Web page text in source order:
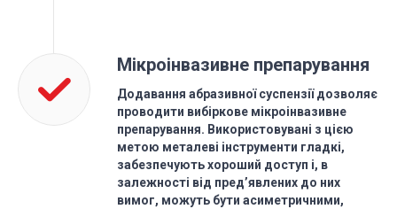
Мікроінвазивне препарування
Додавання абразивної суспензії дозволяє
проводити вибіркове мікроінвазивне
препарування. Використовувані з цією
метою металеві інструменти гладкі,
забезпечують хороший доступ і, в
залежності від пред’явлених до них
вимог, можуть бути асиметричними,